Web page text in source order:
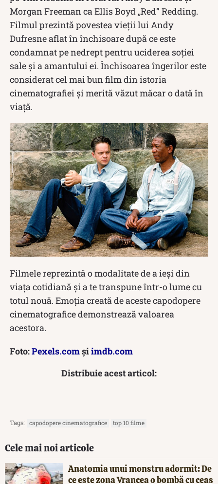
Morgan Freeman ca Ellis Boyd „Red” Redding.
Filmul prezintă povestea vieții lui Andy
Dufresne aflat în închisoare după ce este
condamnat pe nedrept pentru uciderea soției
sale și a amantului ei. Închisoarea îngerilor este
considerat cel mai bun film din istoria
cinematografiei și merită văzut măcar o dată în
viață.
Filmele reprezintă o modalitate de a ieși din
viața cotidiană și a te transpune într-o lume cu
totul nouă. Emoția creată de aceste capodopere
cinematografice demonstrează valoarea
acestora.
Foto:Pexels.comșiimdb.com
Distribuie acest articol:
Tags: capodopere cinematografice top 10 filme
Cele mai noi articole
Anatomia unui monstru adormit: De
ce este zona Vrancea o bombă cu ceas